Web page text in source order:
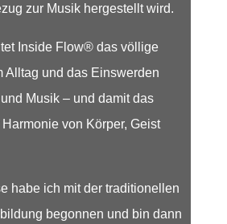
zur Musik hergestellt wird.
Inside Flow® das völlige
Alltag und das Einswerden
Musik – und damit das
von Körper, Geist
habe ich mit der traditionellen
begonnen und bin dann